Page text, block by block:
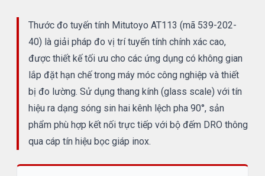
Thước đo tuyến tính Mitutoyo AT113 (mã 539-202-
40) là giải pháp đo vị trí tuyến tính chính xác cao,
được thiết kế tối ưu cho các ứng dụng có không gian
lắp đặt hạn chế trong máy móc công nghiệp và thiết
bị đo lường. Sử dụng thang kính (glass scale) với tín
hiệu ra dạng sóng sin hai kênh lệch pha 90°, sản
phẩm phù hợp kết nối trực tiếp với bộ đếm DRO thông
qua cáp tín hiệu bọc giáp inox.